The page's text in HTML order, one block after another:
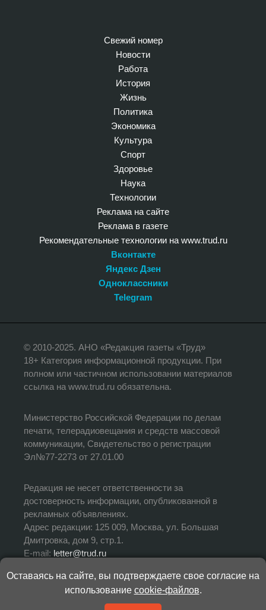
Свежий номер
Новости
Работа
История
Жизнь
Политика
Экономика
Культура
Спорт
Здоровье
Наука
Технологии
Реклама на сайте
Реклама в газете
Рекомендательные технологии на www.trud.ru
Вконтакте
Яндекс Дзен
Одноклассники
Telegram
© 2010-2025. АНО «Редакция газеты «Труд»
18+ Категория информационной продукции. При
полном или частичном использовании материалов
ссылка на www.trud.ru обязательна.
Министерство Российской Федерации по делам
печати, телерадиовещания и средств массовой
коммуникации, Свидетельство о регистрации
Эл№77-2273 от 27.01.00
Редакция не несет ответственности за
достоверность информации, опубликованной в
рекламных объявлениях.
Адрес редакции: 125 009, Москва, ул. Большая
Дмитровка, дом 9, стр.1.
E-mail: letter@trud.ru
УЧРЕДИТЕЛЬ: АНО «Редакция газеты «Труд»
ИЗДАТЕЛЬ: АНО «Редакция газеты «Труд»
Оставаясь на сайте, вы подтверждаете свое согласие на
использование cookie-файлов.